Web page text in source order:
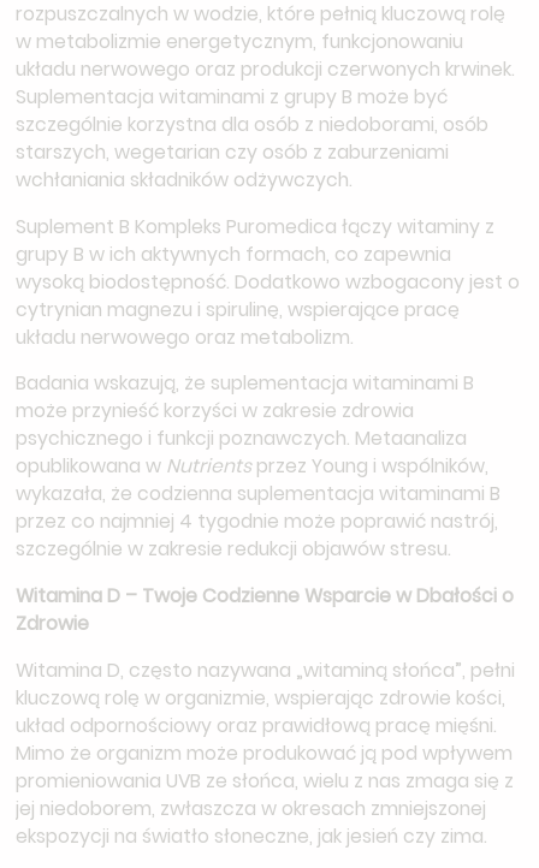
rozpuszczalnych w wodzie, które pełnią kluczową rolę
w metabolizmie energetycznym, funkcjonowaniu
układu nerwowego oraz produkcji czerwonych krwinek.
Suplementacja witaminami z grupy B może być
szczególnie korzystna dla osób z niedoborami, osób
starszych, wegetarian czy osób z zaburzeniami
wchłaniania składników odżywczych.
Suplement B Kompleks Puromedica łączy witaminy z
grupy B w ich aktywnych formach, co zapewnia
wysoką biodostępność. Dodatkowo wzbogacony jest o
cytrynian magnezu i spirulinę, wspierające pracę
układu nerwowego oraz metabolizm.
Badania wskazują, że suplementacja witaminami B
może przynieść korzyści w zakresie zdrowia
psychicznego i funkcji poznawczych. Metaanaliza
opublikowana w Nutrientsprzez Young i wspólników,
wykazała, że codzienna suplementacja witaminami B
przez co najmniej 4 tygodnie może poprawić nastrój,
szczególnie w zakresie redukcji objawów stresu.
Witamina D – Twoje Codzienne Wsparcie w Dbałości o
Zdrowie
Witamina D, często nazywana „witaminą słońca”, pełni
kluczową rolę w organizmie, wspierając zdrowie kości,
układ odpornościowy oraz prawidłową pracę mięśni.
Mimo że organizm może produkować ją pod wpływem
promieniowania UVB ze słońca, wielu z nas zmaga się z
jej niedoborem, zwłaszcza w okresach zmniejszonej
ekspozycji na światło słoneczne, jak jesień czy zima.